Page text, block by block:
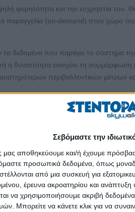
Σεβόμαστε την
μας αποθηκεύουμε και/ή έχουμε
προσωπικά δεδομένα, όπως
από μια συσκευή για
έρευνα ακροατηρίου και ανάπτυξη
να χρησιμοποιήσουμε ακριβή
Μπορείτε να κάνετε κλικ για να
φορητότητα και την ευχρηστία του.
παραγγελία (on-demand) στον χώρο
τα δεδομένα που παράγει το σύστημα
δυνατότητα ενισχύει τη συμμόρφωση
αυστηρότερων περιβαλλοντικών μέτρων
μάς προσφέρουν δυνατότητες
ιδανικά για τη βαθμονόμηση δεδομένων
μετρήσεων από το έδαφος και το
Greece, διευρύνοντας τις εφαρμογές
«Οραματιζόμαστε έναν κόσμο όπου
την άμεση λήψη μέτρων και την
εργαλεία και δεδομένα ώστε να
και βιώσιμη οικονομία».